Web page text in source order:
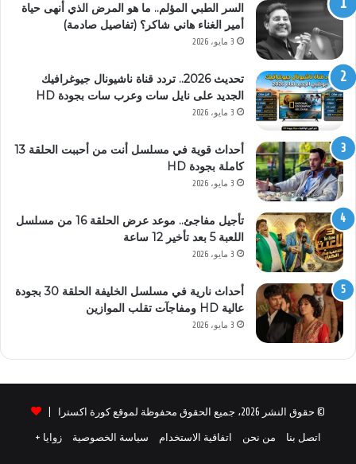
السر الطبي المؤلم.. ما هو المرض الذي أنهى حياة
أمير الغناء هاني شاكر؟ (تفاصيل صادمة)
3 مايو، 2026
تحديث 2026.. تردد قناة ناشيونال جيوغرافيك
الجديد على نايل سات وعرب سات بجودة HD
3 مايو، 2026
أحداث قوية في مسلسل أنت من أحببت الحلقة 13
كاملة بجودة HD
3 مايو، 2026
تأجيل مفاجئ.. موعد عرض الحلقة 16 من مسلسل
اللعبة 5 بعد تأخير 12 ساعة
3 مايو، 2026
أحداث نارية في مسلسل الخليفة الحلقة 30 بجودة
عالية HD ومفاجآت تقلب الموازين
3 مايو، 2026
© حقوق النشر 2026، جميع الحقوق محفوظة لموقع كورة اكسترا |
اتصل بنا من نحن اتفاقية الاستخدام سياسة الخصوصية زوايا +